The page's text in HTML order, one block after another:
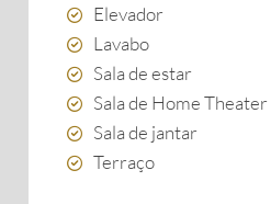
Elevador
Lavabo
Sala de estar
Sala de Home Theater
Sala de jantar
Terraço